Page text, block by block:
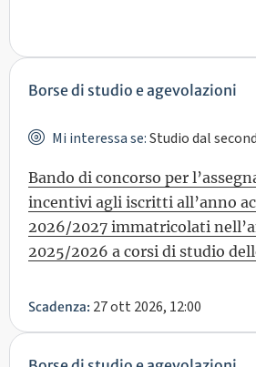
Borse di studio e agevolazioni
Mi interessa se:Studio dal
Bando di concorso per
incentivi agli iscritti all’anno
2026/2027 immatricolati
2025/2026 a corsi di studio
Scadenza: 27 ott 2026, 12:00